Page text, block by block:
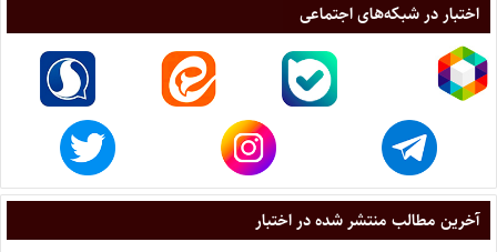
اختبار در شبکه‌های اجتماعی
آخرین مطالب منتشر شده در اختبار